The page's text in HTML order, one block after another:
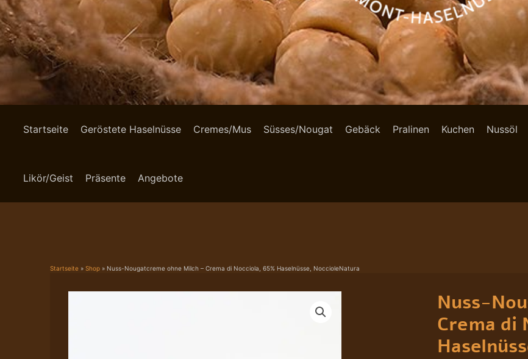
Startseite Geröstete Haselnüsse Cremes/Mus Süsses/Nougat Gebäck Pralinen Kuchen Nussöl
Likör/Geist Präsente Angebote
Startseite » Shop » Nuss-Nougatcreme ohne Milch – Crema di Nocciola, 65% Haselnüsse, NoccioleNatura
Nuss-
Crema di
ohne
-
Crema
di